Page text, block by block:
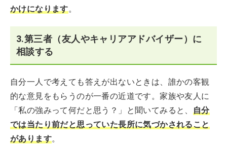
かけになります。
3.第三者（友人やキャリアアドバイザー）に
相談する
自分一人で考えても答えが出ないときは、誰かの客観
的な意見をもらうのが一番の近道です。家族や友人に
「私の強みって何だと思う？」と聞いてみると、 自分
では当たり前だと思っていた長所に気づかされること
があります。